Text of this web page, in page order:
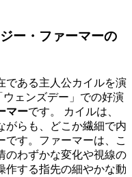
ー・ファーマーの
である主人公カイルを演
ェンズデー」での好演
マーです。 カイルは、
がらも、どこか繊細で内
です。ファーマーは、こ
のわずかな変化や視線の
作する指先の細やかな動